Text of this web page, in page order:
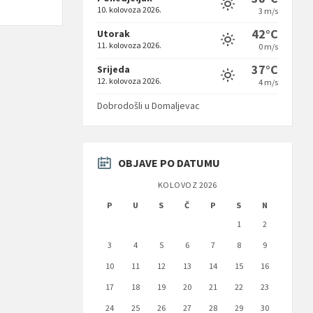
10. kolovoza 2026. 3 m/s
Utorak
11. kolovoza 2026.
42°C
0 m/s
Srijeda
12. kolovoza 2026.
37°C
4 m/s
Dobrodošli u Domaljevac
OBJAVE PO DATUMU
KOLOVOZ 2026
P
U S Č P S
N
1
2
3
4 5 6 7 8
9
10
11 12 13 14 15
16
17
18 19 20 21 22
23
24
25 26 27 28 29
30